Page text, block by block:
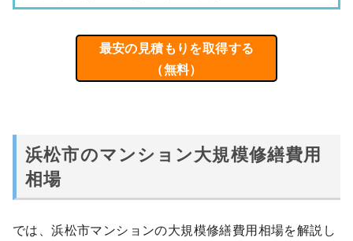
最安の見積もりを取得する
（無料）
浜松市のマンション大規模修繕費用
相場
では、浜松市マンションの大規模修繕費用相場を解説し